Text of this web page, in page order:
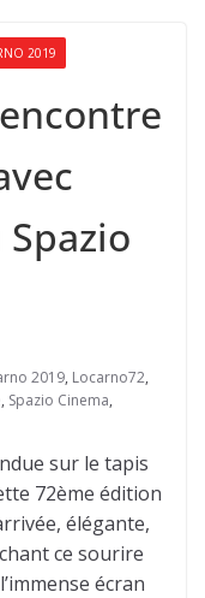
2019
2019, Locarno72,
, Spazio Cinema,
sur le tapis
72ème édition
élégante,
ce sourire
écran